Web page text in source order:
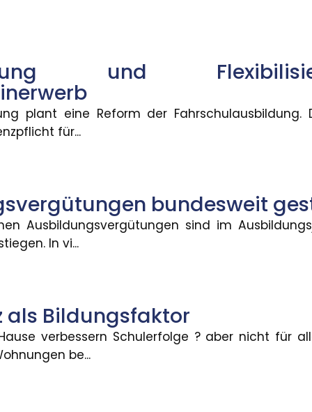
und
plant eine Reform der Fahrschulausbildung.
für...
bundesweit
Ausbildungsvergütungen sind im
In vi...
als Bildungsfaktor
verbessern Schulerfolge ? aber nicht für
be...
gestiegen
sind im Ausbildungsjahr 2025/26 im Schnitt
? aber nicht für alle. Die Verfügbarkeit von
stark zwischen
neu zugegangenen Altersrenten betrugen 2025
Umsatz und Gewinn
Unternehmen hat sich im zweiten Quartal